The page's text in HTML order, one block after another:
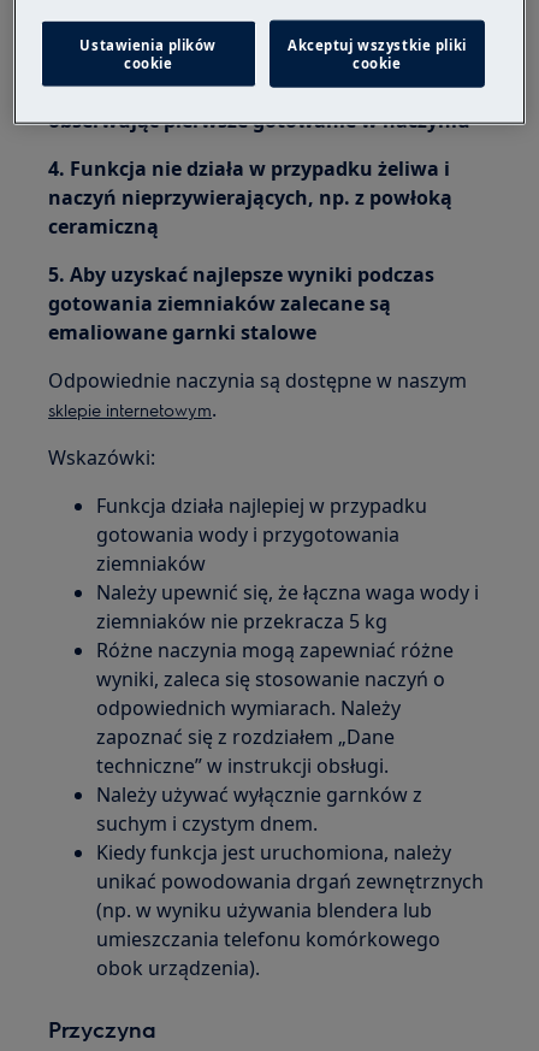
ustawionymi pustymi naczyniami
3. Sprawdzić, czy wybrany garnek nadaje się
do stosowania z funkcją SenseBoil®,
obserwując pierwsze gotowanie w naczyniu
4. Funkcja nie działa w przypadku żeliwa i
naczyń nieprzywierających, np. z powłoką
ceramiczną
5. Aby uzyskać najlepsze wyniki podczas
gotowania ziemniaków zalecane są
emaliowane garnki stalowe
Odpowiednie naczynia są dostępne w naszym
sklepie internetowym.
Wskazówki:
Funkcja działa najlepiej w przypadku
gotowania wody i przygotowania
ziemniaków
Należy upewnić się, że łączna waga wody i
ziemniaków nie przekracza 5 kg
Różne naczynia mogą zapewniać różne
wyniki, zaleca się stosowanie naczyń o
odpowiednich wymiarach. Należy
zapoznać się z rozdziałem „Dane
techniczne” w instrukcji obsługi.
Należy używać wyłącznie garnków z
suchym i czystym dnem.
Kiedy funkcja jest uruchomiona, należy
unikać powodowania drgań zewnętrznych
(np. w wyniku używania blendera lub
umieszczania telefonu komórkowego
obok urządzenia).
Przyczyna
Ustawienia plików
cookie
Akceptuj wszystkie pliki
cookie